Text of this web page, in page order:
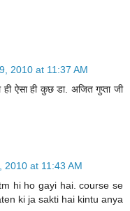
2010 at 11:37 AM
ऐसा ही कुछ डा. अजित गुप्ता जी
2010 at 11:43 AM
hi ho gayi hai. course se
ki ja sakti hai kintu anya